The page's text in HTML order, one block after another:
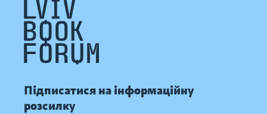
Підписатися на інформаційну
розсилку